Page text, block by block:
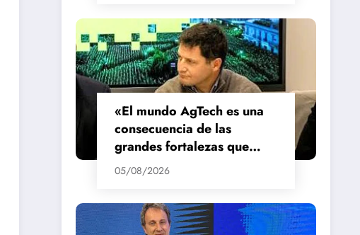
«El mundo AgTech es una
consecuencia de las
grandes fortalezas que
tenemos en la región»
05/08/2026